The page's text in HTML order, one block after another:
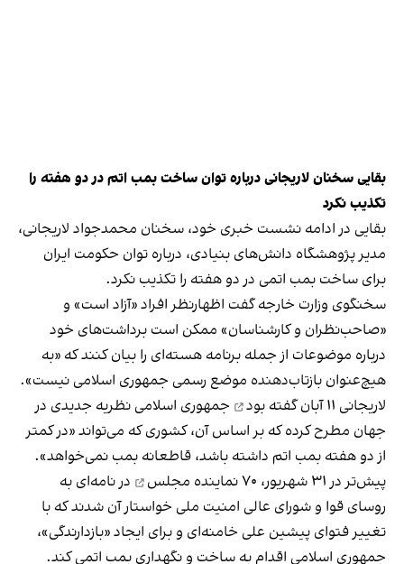
بقایی سخنان لاریجانی درباره توان ساخت بمب اتم در دو هفته را
تکذیب نکرد
بقایی در ادامه نشست خبری خود، سخنان محمدجواد لاریجانی،
مدیر پژوهشگاه دانش‌های بنیادی، درباره توان حکومت ایران
برای ساخت بمب اتمی در دو هفته را تکذیب نکرد.
سخنگوی وزارت خارجه گفت اظهارنظر افراد «آزاد است» و
«صاحب‌نظران و کارشناسان» ممکن است برداشت‌های خود
درباره موضوعات از جمله برنامه هسته‌ای را بیان کنند که «به
هیچ‌عنوان بازتاب‌دهنده موضع رسمی جمهوری اسلامی نیست».
لاریجانی ۱۱ آبان
گفته بود
جمهوری اسلامی نظریه جدیدی در
جهان مطرح کرده که بر اساس آن، کشوری که می‌تواند «در کمتر
از دو هفته بمب اتم داشته باشد، قاطعانه بمب نمی‌خواهد».
پیش‌تر در ۳۱ شهریور،
۷۰ نماینده مجلس
در نامه‌ای به
روسای قوا و شورای عالی امنیت ملی خواستار آن شدند که با
تغییر فتوای پیشین علی خامنه‌ای و برای ایجاد «بازدارندگی»،
جمهوری اسلامی اقدام به ساخت و نگهداری بمب اتمی کند.